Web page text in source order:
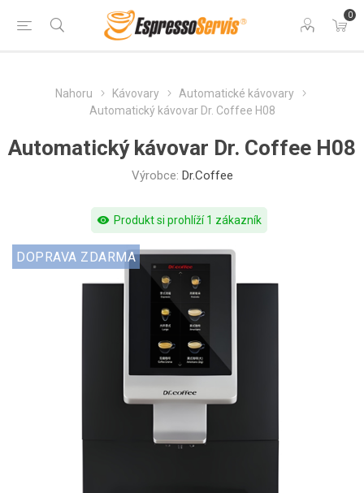
0
Nahoru Kávovary
Automatické kávovary
Automatický kávovar Dr. Coffee H08
Automatický kávovar Dr. Coffee H08
Výrobce: Dr.Coffee
visibility Produkt si prohlíží 1 zákazník
DOPRAVA ZDARMA